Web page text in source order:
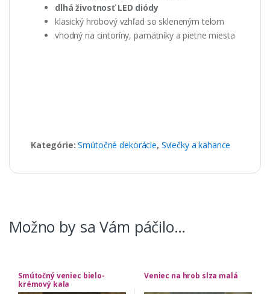
dlhá životnosť LED diódy
klasický hrobový vzhľad so skleneným telom
vhodný na cintoríny, pamätníky a pietne miesta
Kategórie:Smútočné dekorácie, Sviečky a kahance
Možno by sa Vám páčilo…
Smútočný veniec bielo-
krémový kala
Veniec na hrob slza malá